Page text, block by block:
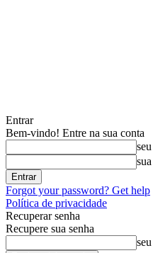
Entrar
Bem-vindo! Entre na sua conta
Forgot your password? Get help
Política de privacidade
Recuperar senha
Recupere sua senha